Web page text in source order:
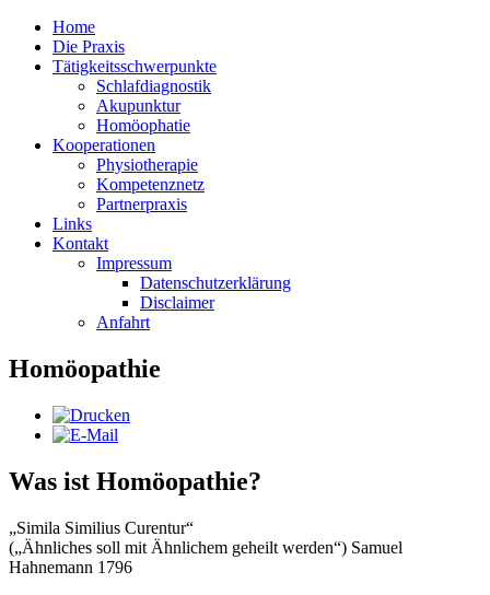
Home
Die Praxis
Tätigkeitsschwerpunkte
Schlafdiagnostik
Akupunktur
Homöophatie
Kooperationen
Physiotherapie
Kompetenznetz
Partnerpraxis
Links
Kontakt
Impressum
Datenschutzerklärung
Disclaimer
Anfahrt
Homöopathie
Was ist Homöopathie?
„Simila Similius Curentur“
(„Ähnliches soll mit Ähnlichem geheilt werden“) Samuel
Hahnemann 1796